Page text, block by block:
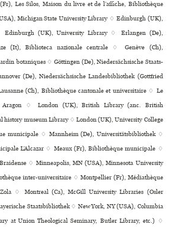
Les Silos, Maison du livre et de l’affi­che, Bibliothèque
Michigan State University Library ♢ Edinburgh (UK),
Edinburgh (UK), University Library ♢ Erlangen (De),
(It), Biblioteca nazio­nale cen­trale ♢ Genève (Ch),
botaniques ♢ Göttingen (De), Niedersächsische Staats-
(De), Niedersächsische Landesbibliothek (Gottfried
(Ch), Bibliothèque can­to­nale et uni­ver­si­taire ♢ Le
Aragon ♢ London (UK), British Library (anc. British
history museum Library ♢ London (UK), University College
muni­ci­pale ♢ Mannheim (De), Universitätsbibliothek ♢
L’Alcazar ♢ Meaux (Fr), Bibliothèque muni­ci­pale ♢
♢ Minneapolis, MN (USA), Minnesota University
inter-uni­ver­si­taire ♢ Montpellier (Fr), Médiathèque
Zola ♢ Montreal (Ca), McGill University Libraries (Osler
Staatsbibliothek ♢ New York, NY (USA), Columbia
at Union Theological Seminary, Butler Library, etc.) ♢